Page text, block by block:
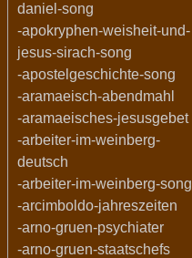
daniel-song
-apokryphen-weisheit-und-
jesus-sirach-song
-apostelgeschichte-song
-aramaeisch-abendmahl
-aramaeisches-jesusgebet
-arbeiter-im-weinberg-
deutsch
-arbeiter-im-weinberg-song
-arcimboldo-jahreszeiten
-arno-gruen-psychiater
-arno-gruen-staatschefs